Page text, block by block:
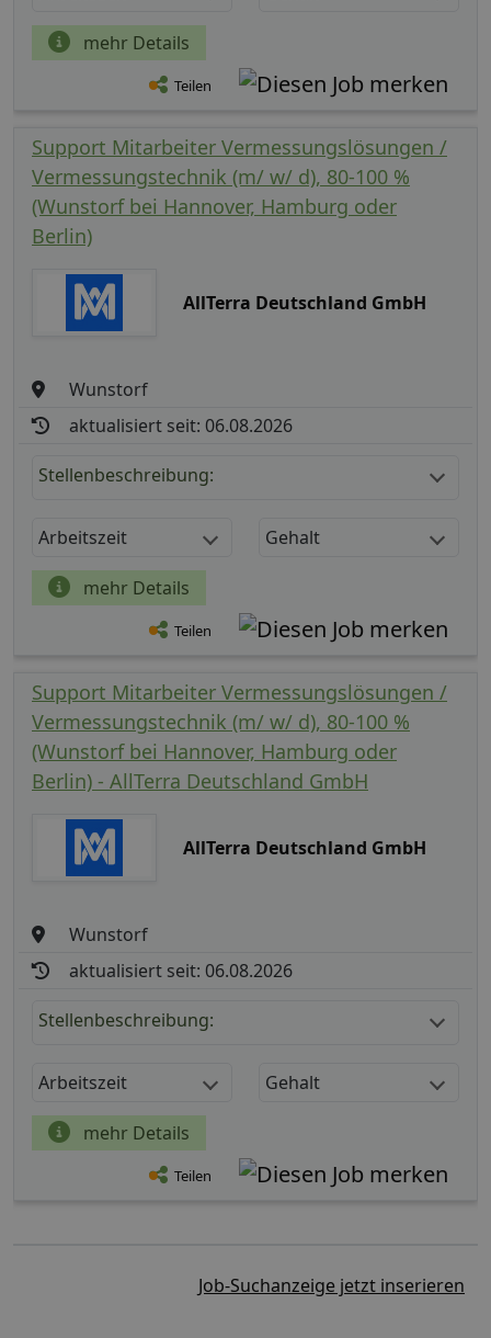
mehr Details
Teilen
Support Mitarbeiter Vermessungslösungen /
Vermessungstechnik (m/ w/ d), 80-100 %
(Wunstorf bei Hannover, Hamburg oder
Berlin)
AllTerra Deutschland GmbH
Wunstorf
aktualisiert seit: 06.08.2026
Stellenbeschreibung:
Arbeitszeit Gehalt
mehr Details
Teilen
Support Mitarbeiter Vermessungslösungen /
Vermessungstechnik (m/ w/ d), 80-100 %
(Wunstorf bei Hannover, Hamburg oder
Berlin) - AllTerra Deutschland GmbH
AllTerra Deutschland GmbH
Wunstorf
aktualisiert seit: 06.08.2026
Stellenbeschreibung:
Arbeitszeit Gehalt
mehr Details
Teilen
Job-Suchanzeige jetzt inserieren